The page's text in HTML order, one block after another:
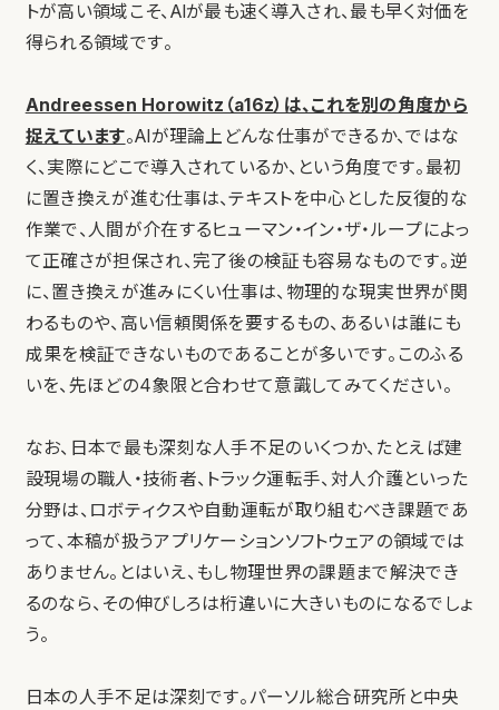
トが高い領域こそ、AIが最も速く導入され、最も早く対価を
得られる領域です。
Andreessen Horowitz（a16z）は、これを別の角度から
捉えています。AIが理論上どんな仕事ができるか、ではな
く、実際にどこで導入されているか、という角度です。最初
に置き換えが進む仕事は、テキストを中心とした反復的な
作業で、人間が介在するヒューマン・イン・ザ・ループによっ
て正確さが担保され、完了後の検証も容易なものです。逆
に、置き換えが進みにくい仕事は、物理的な現実世界が関
わるものや、高い信頼関係を要するもの、あるいは誰にも
成果を検証できないものであることが多いです。このふる
いを、先ほどの4象限と合わせて意識してみてください。
なお、日本で最も深刻な人手不足のいくつか、たとえば建
設現場の職人・技術者、トラック運転手、対人介護といった
分野は、ロボティクスや自動運転が取り組むべき課題であ
って、本稿が扱うアプリケーションソフトウェアの領域では
ありません。とはいえ、もし物理世界の課題まで解決でき
るのなら、その伸びしろは桁違いに大きいものになるでしょ
う。
日本の人手不足は深刻です。パーソル総合研究所と中央